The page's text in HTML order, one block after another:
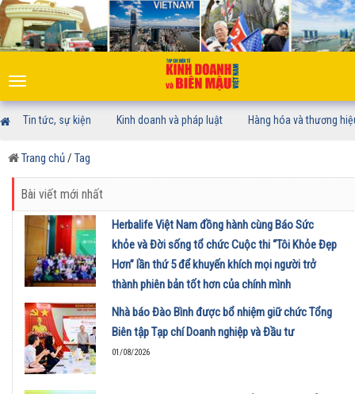
Toggle
navigation
Tin tức, sự kiện Kinh doanh và pháp luật Hàng hóa và thương
Trang chủ/ Tag
Bài viết mới nhất
Herbalife Việt Nam đồng hành cùng Báo Sức
khỏe và Đời sống tổ chức Cuộc thi “Tôi Khỏe Đẹp
Hơn” lần thứ 5 để khuyến khích mọi người trở
thành phiên bản tốt hơn của chính mình
01/08/2026
Nhà báo Đào Bình được bổ nhiệm giữ chức Tổng
Biên tập Tạp chí Doanh nghiệp và Đầu tư
01/08/2026